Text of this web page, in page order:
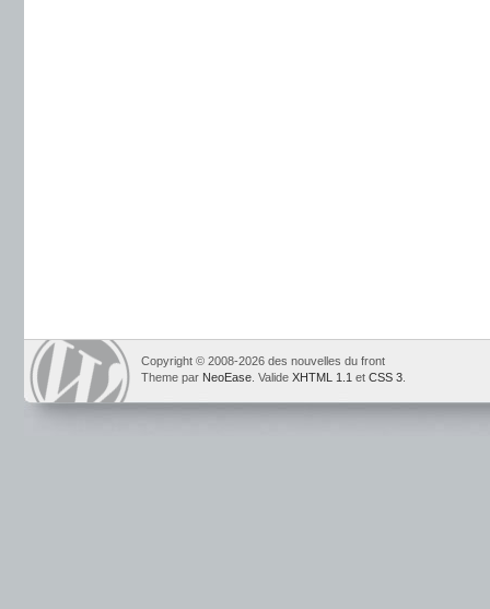
Copyright © 2008-2026 des nouvelles du front
Theme par NeoEase . Valide XHTML 1.1 et CSS 3